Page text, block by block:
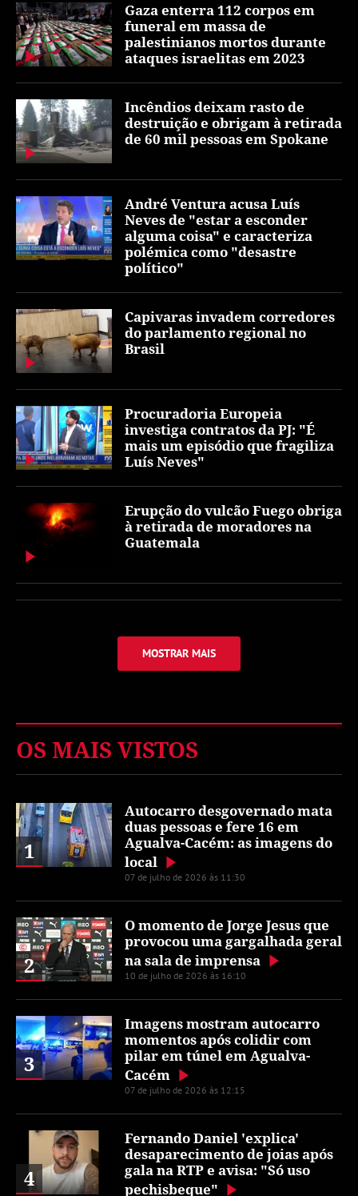
Gaza enterra 112 corpos em
funeral em massa de
palestinianos mortos durante
ataques israelitas em 2023
Incêndios deixam rasto de
destruição e obrigam à retirada
de 60 mil pessoas em Spokane
André Ventura acusa Luís
Neves de "estar a esconder
alguma coisa" e caracteriza
polémica como "desastre
político"
Capivaras invadem corredores
do parlamento regional no
Brasil
Procuradoria Europeia
investiga contratos da PJ: "É
mais um episódio que fragiliza
Luís Neves"
Erupção do vulcão Fuego obriga
à retirada de moradores na
Guatemala
MOSTRAR MAIS
OS MAIS VISTOS
1
Autocarro desgovernado mata
duas pessoas e fere 16 em
Agualva-Cacém: as imagens do
local
07 de julho de 2026 às 11:30
2
O momento de Jorge Jesus que
provocou uma gargalhada geral
na sala de imprensa
10 de julho de 2026 às 16:10
3
Imagens mostram autocarro
momentos após colidir com
pilar em túnel em Agualva-
Cacém
07 de julho de 2026 às 12:15
4
Fernando Daniel 'explica'
desaparecimento de joias após
gala na RTP e avisa: "Só uso
pechisbeque"